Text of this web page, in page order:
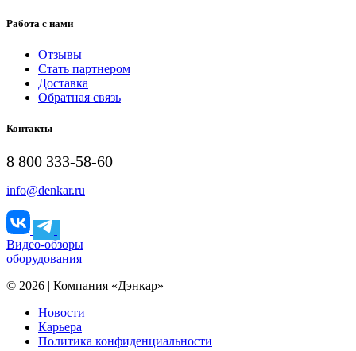
Работа с нами
Отзывы
Стать партнером
Доставка
Обратная связь
Контакты
8 800 333-58-60
info@denkar.ru
Видео-обзоры
оборудования
© 2026 | Компания «Дэнкар»
Новости
Карьера
Политика конфиденциальности